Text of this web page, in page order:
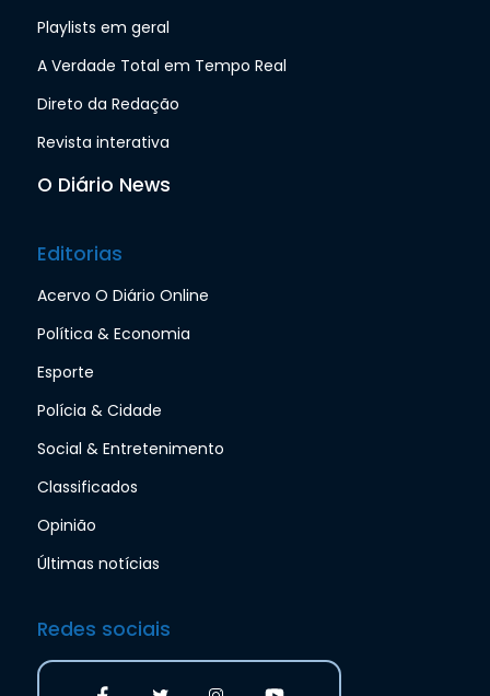
Playlists em geral
A Verdade Total em Tempo Real
Direto da Redação
Revista interativa
O Diário News
Editorias
Acervo O Diário Online
Política & Economia
Esporte
Polícia & Cidade
Social & Entretenimento
Classificados
Opinião
Últimas notícias
Redes sociais